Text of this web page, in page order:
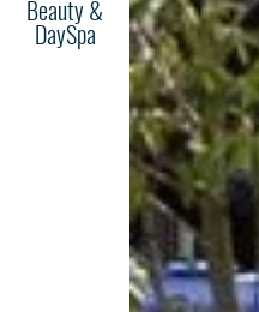
Beauty &
DaySpa